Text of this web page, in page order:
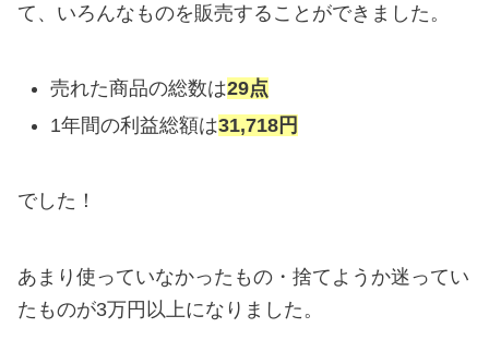
て、いろんなものを販売することができました。
売れた商品の総数は29点
1年間の利益総額は31,718円
でした！
あまり使っていなかったもの・捨てようか迷ってい
たものが3万円以上になりました。